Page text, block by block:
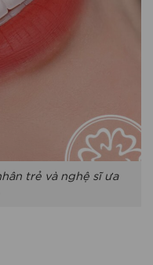
trẻ và nghệ sĩ ưa